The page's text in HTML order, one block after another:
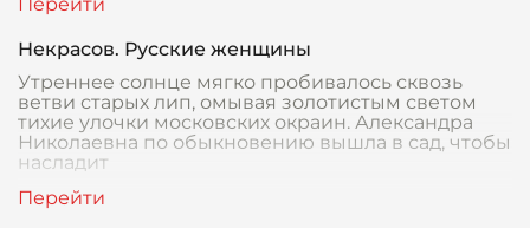
Некрасов. Русские женщины
Утреннее солнце мягко пробивалось сквозь
ветви старых лип, омывая золотистым светом
тихие улочки московских окраин. Александра
Николаевна по обыкновению вышла в сад, чтобы
насладит